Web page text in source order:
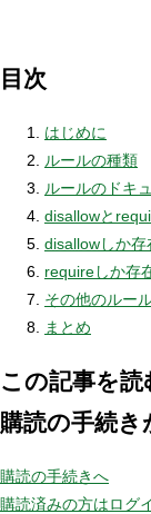
目次
はじめに
ルールの種類
ルールのドキ
disallowと
disallowしか
requireしか存
その他のルー
まとめ
この記事を読
購読の手続き
購読の手続きへ
購読済みの方はログ